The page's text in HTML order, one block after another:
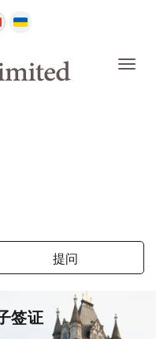
提问
签证